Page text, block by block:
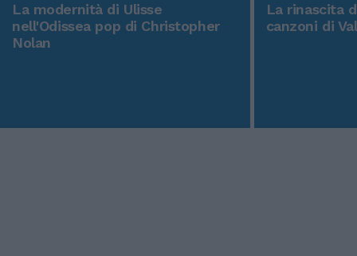
La modernità di Ulisse
nell'Odissea pop di Christopher
Nolan
La rinascita
canzoni di